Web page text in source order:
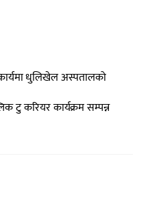
धुलिखेल अस्पतालको
टु करियर कार्यक्रम सम्पन्न